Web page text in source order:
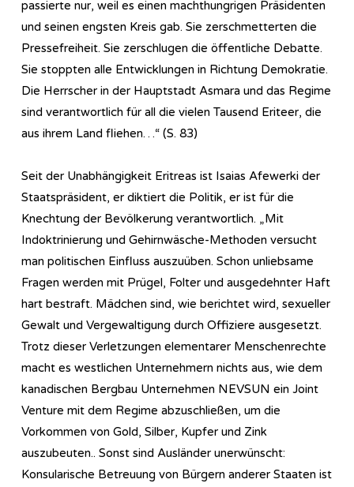
passierte nur, weil es einen machthungrigen Präsidenten
und seinen engsten Kreis gab. Sie zerschmetterten die
Pressefreiheit. Sie zerschlugen die öffentliche Debatte.
Sie stoppten alle Entwicklungen in Richtung Demokratie.
Die Herrscher in der Hauptstadt Asmara und das Regime
sind verantwortlich für all die vielen Tausend Eriteer, die
aus ihrem Land fliehen…“ (S. 83)
Seit der Unabhängigkeit Eritreas ist Isaias Afewerki der
Staatspräsident, er diktiert die Politik, er ist für die
Knechtung der Bevölkerung verantwortlich. „Mit
Indoktrinierung und Gehirnwäsche-Methoden versucht
man politischen Einfluss auszuüben. Schon unliebsame
Fragen werden mit Prügel, Folter und ausgedehnter Haft
hart bestraft. Mädchen sind, wie berichtet wird, sexueller
Gewalt und Vergewaltigung durch Offiziere ausgesetzt.
Trotz dieser Verletzungen elementarer Menschenrechte
macht es westlichen Unternehmern nichts aus, wie dem
kanadischen Bergbau Unternehmen NEVSUN ein Joint
Venture mit dem Regime abzuschließen, um die
Vorkommen von Gold, Silber, Kupfer und Zink
auszubeuten.. Sonst sind Ausländer unerwünscht:
Konsularische Betreuung von Bürgern anderer Staaten ist